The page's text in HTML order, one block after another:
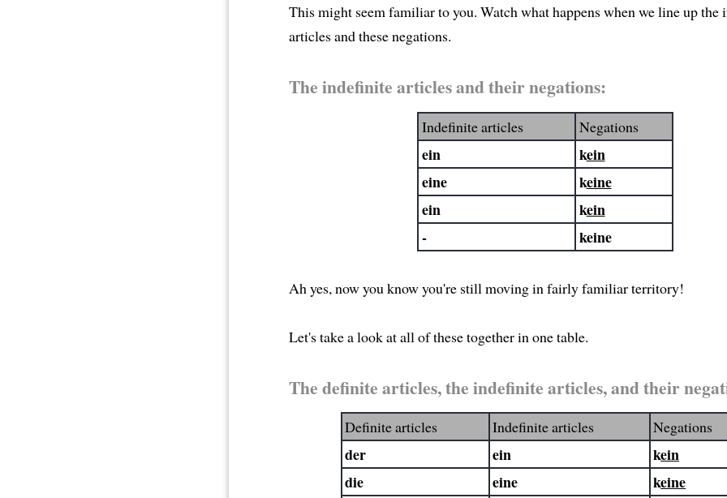
This might seem familiar to you. Watch what happens when we line up the
articles and these negations.
The indefinite articles and their negations:
Indefinite articles Negations
ein kein
eine
keine
ein
kein
-
keine
Ah yes, now you know you're still moving in fairly familiar territory!
Let's take a look at all of these together in one table.
The definite articles, the indefinite articles, and their
Definite articles Indefinite articles Negations
der ein kein
die
eine keine